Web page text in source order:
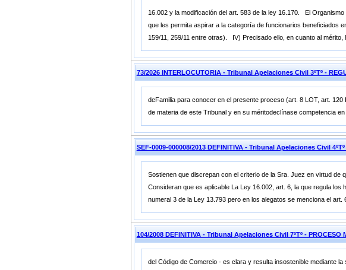
16.002 y la modificación del art. 583 de la ley 16.170. El
que les permita aspirar a la categoría de funcionarios beneficiados
159/11, 259/11 entre otras). IV) Precisado ello, en cuanto al mérito,
73/2026 INTERLOCUTORIA - Tribunal Apelaciones Civil 3ºTº -
deFamilia para conocer en el presente proceso (art. 8 LOT, art.
de materia de este Tribunal y en su méritodeclínase competencia
SEF-0009-000008/2013 DEFINITIVA - Tribunal Apelaciones Civil
Sostienen que discrepan con el criterio de la Sra. Juez en virtud de
Consideran que es aplicable La Ley 16.002, art. 6, la que regula
numeral 3 de la Ley 13.793 pero en los alegatos se menciona el art.
104/2008 DEFINITIVA - Tribunal Apelaciones Civil 7ºTº - PROCESO
del Código de Comercio - es clara y resulta insostenible mediante